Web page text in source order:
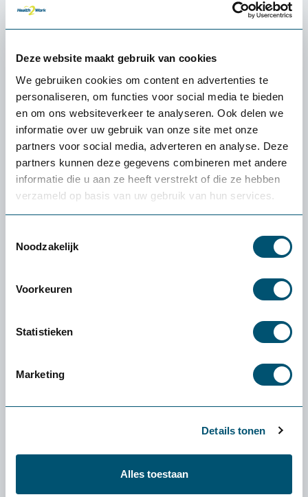
Deze website maakt gebruik van cookies
We gebruiken cookies om content en advertenties te
personaliseren, om functies voor social media te bieden
en om ons websiteverkeer te analyseren. Ook delen we
informatie over uw gebruik van onze site met onze
partners voor social media, adverteren en analyse. Deze
partners kunnen deze gegevens combineren met andere
informatie die u aan ze heeft verstrekt of die ze hebben
verzameld op basis van uw gebruik van hun services.
Noodzakelijk
Voorkeuren
Statistieken
Marketing
Details tonen
Alles toestaan
Relevante producten
Onze